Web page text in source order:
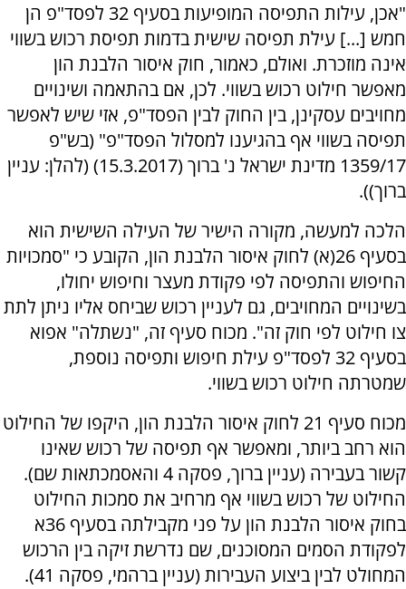
"אכן, עילות התפיסה המופיעות בסעיף 32 לפסד"פ הן
חמש [...] עילת תפיסה שישית בדמות תפיסת רכוש בשווי
אינה מוזכרת. ואולם, כאמור, חוק איסור הלבנת הון
מאפשר חילוט רכוש בשווי. לכן, אם בהתאמה ושינויים
מחויבים עסקינן, בין החוק לבין הפסד"פ, אזי שיש לאפשר
תפיסה בשווי אף בהגיענו למסלול הפסד"פ" (בש"פ
1359/17 מדינת ישראל נ' ברוך (15.3.2017) (להלן: עניין
ברוך)).
הלכה למעשה, מקורה הישיר של העילה השישית הוא
בסעיף 26(א) לחוק איסור הלבנת הון, הקובע כי "סמכויות
החיפוש והתפיסה לפי פקודת מעצר וחיפוש יחולו,
בשינויים המחויבים, גם לעניין רכוש שביחס אליו ניתן לתת
צו חילוט לפי חוק זה". מכוח סעיף זה, "נשתלה" אפוא
בסעיף 32 לפסד"פ עילת חיפוש ותפיסה נוספת,
שמטרתה חילוט רכוש בשווי.
מכוח סעיף 21 לחוק איסור הלבנת הון, היקפו של החילוט
הוא רחב ביותר, ומאפשר אף תפיסה של רכוש שאינו
קשור בעבירה (עניין ברוך, פסקה 4 והאסמכתאות שם).
החילוט של רכוש בשווי אף מרחיב את סמכות החילוט
בחוק איסור הלבנת הון על פני מקבילתה בסעיף 36א
לפקודת הסמים המסוכנים, שם נדרשת זיקה בין הרכוש
המחולט לבין ביצוע העבירות (עניין ברהמי, פסקה 41).